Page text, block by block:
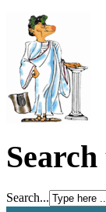
Search...